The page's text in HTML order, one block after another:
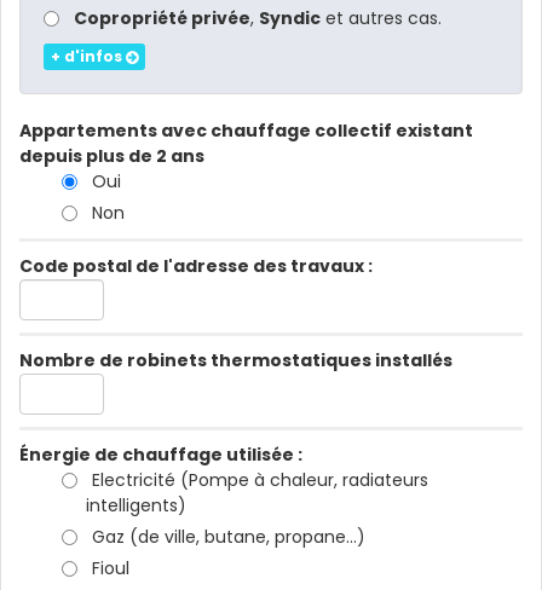
Copropriété privée, Syndic et autres cas.
+ d'infos
Appartements avec chauffage collectif existant
depuis plus de 2 ans
Oui
Non
Code postal de l'adresse des travaux :
Nombre de robinets thermostatiques installés
Énergie de chauffage utilisée :
Electricité (Pompe à chaleur, radiateurs
intelligents)
Gaz (de ville, butane, propane...)
Fioul